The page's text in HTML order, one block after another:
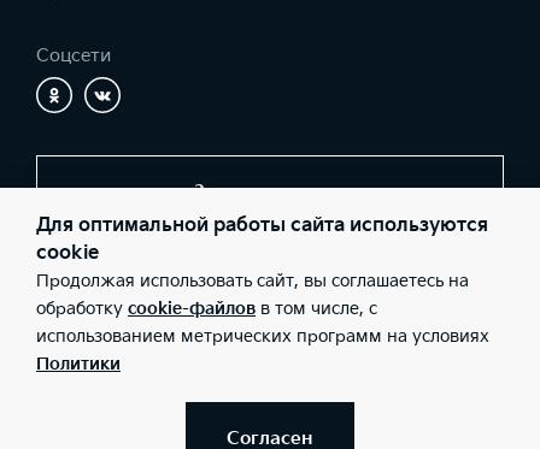
Соцсети
Заказать звонок
© 2026 Юридические лица ООО «КЦ Шереметьево»
(Фактический адрес: Московская обл., г. Химки, шоссе
Ленинградское, строение 21А; Телефон: +7 (495) 780-01-00;
ИНН: 5047111019; ОГРН: 1095047012345), ООО «Киа Россия и
СНГ» (Фактический адрес: г.Москва, Валовая 26; Телефон: 8 800
301 08 80; ИНН: 7728674093; ОГРН: 5087746291760) ведут
получению на территории РФ. Информация о соответствующих
Для оптимальной работы сайта используются
cookie
Продолжая использовать сайт, вы соглашаетесь на
обработку cookie-файлов в том числе, с
использованием метрических программ на условиях
Политики
Согласен